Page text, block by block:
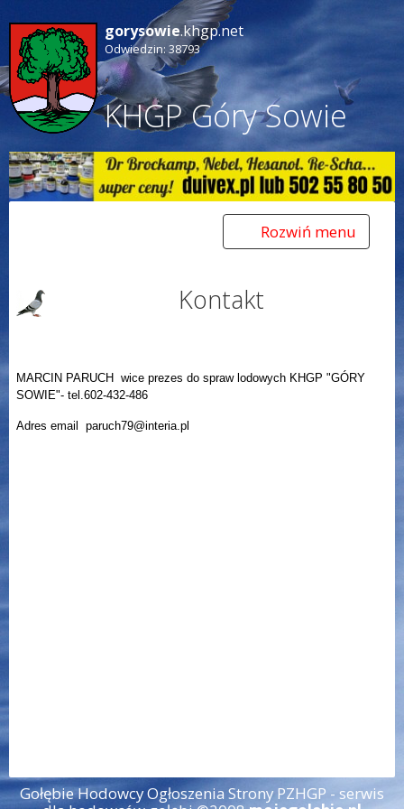
gorysowie.khgp.net
Odwiedzin: 38793
KHGP Góry Sowie
Toggle
navigation
Rozwiń menu
Kontakt
MARCIN PARUCH wice prezes do spraw lodowych KHGP "GÓRY
SOWIE"- tel.602-432-486
Adres email paruch79@interia.pl
Gołębie Hodowcy Ogłoszenia Strony PZHGP - serwis